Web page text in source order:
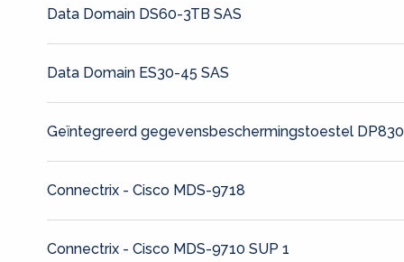
Data Domain DS60-3TB SAS
Data Domain ES30-45 SAS
Geïntegreerd gegevensbeschermingstoestel
Connectrix - Cisco MDS-9718
Connectrix - Cisco MDS-9710 SUP 1